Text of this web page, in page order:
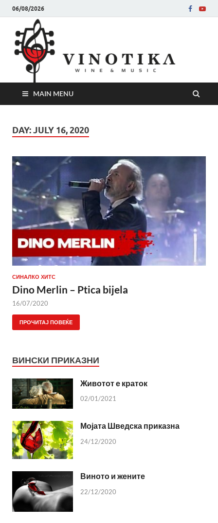
06/08/2026
MAIN MENU
DAY:JULY 16, 2020
СИНАЛКО ХИТС
Dino Merlin – Ptica bijela
16/07/2020
ПРОЧИТАЈ ПОВЕЌЕ
ВИНСКИ ПРИКАЗНИ
Животот е краток
02/01/2021
Мојата Шведска приказна
24/12/2020
Виното и жените
22/12/2020